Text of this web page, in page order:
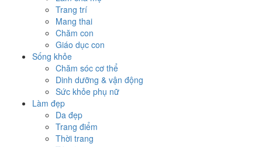
Trang trí
Mang thai
Chăm con
Giáo dục con
Sống khỏe
Chăm sóc cơ thể
Dinh dưỡng & vận động
Sức khỏe phụ nữ
Làm đẹp
Da đẹp
Trang điểm
Thời trang